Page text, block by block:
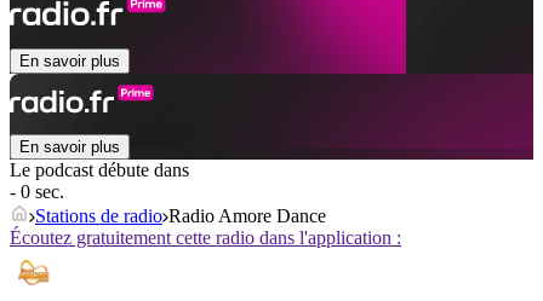
En savoir plus
En savoir plus
Le podcast débute dans
- 0 sec.
Stations de radio Radio Amore Dance
Écoutez gratuitement cette radio dans l'application :